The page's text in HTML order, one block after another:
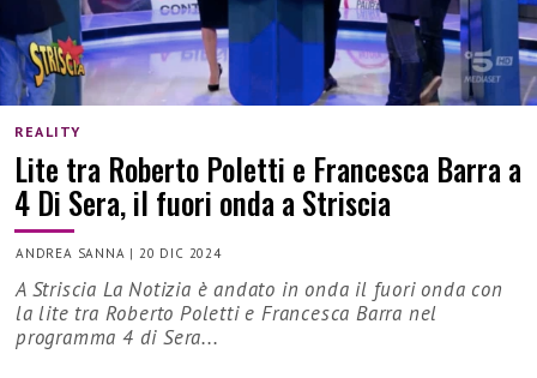
REALITY
Lite tra Roberto Poletti e Francesca Barra a
4 Di Sera, il fuori onda a Striscia
ANDREA SANNA | 20 DIC 2024
A Striscia La Notizia è andato in onda il fuori onda con
la lite tra Roberto Poletti e Francesca Barra nel
programma 4 di Sera...